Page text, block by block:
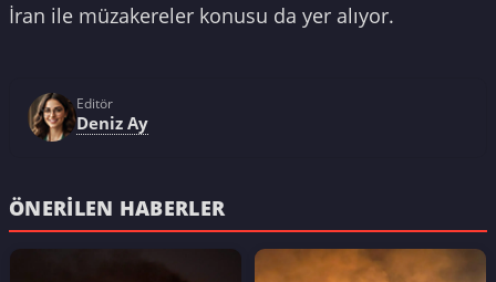
İran ile müzakereler konusu da yer alıyor.
Editör
Deniz Ay
ÖNERILEN HABERLER